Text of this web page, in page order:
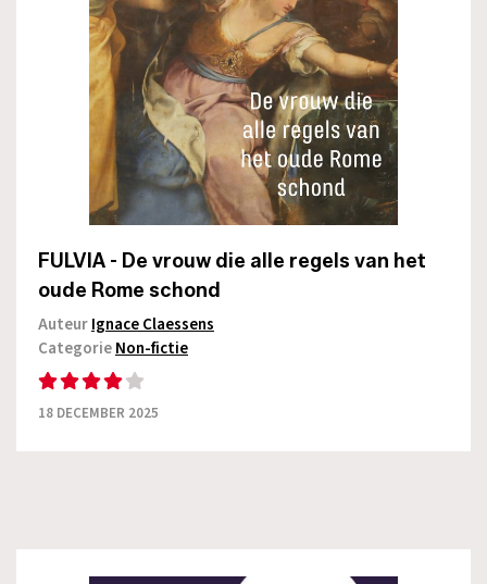
FULVIA - De vrouw die alle regels van het
oude Rome schond
AuteurIgnace Claessens
CategorieNon-fictie
18 DECEMBER 2025